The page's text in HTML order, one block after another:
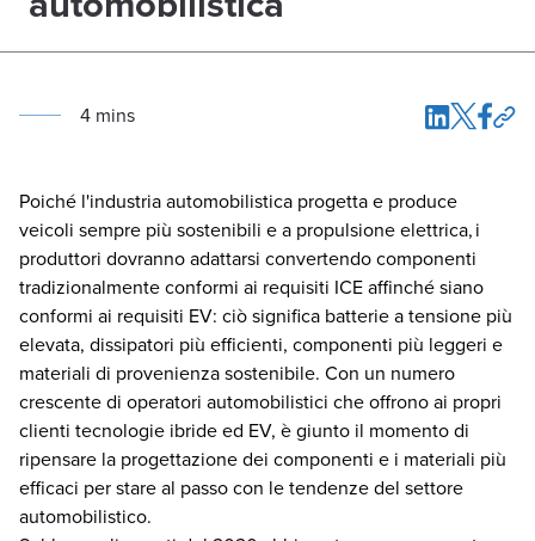
4 mins
Poiché l'industria automobilistica progetta e produce
veicoli sempre più sostenibili e a propulsione elettrica, i
produttori dovranno adattarsi convertendo componenti
tradizionalmente conformi ai requisiti ICE affinché siano
conformi ai requisiti EV: ciò significa batterie a tensione più
elevata, dissipatori più efficienti, componenti più leggeri e
materiali di provenienza sostenibile. Con un numero
crescente di operatori automobilistici che offrono ai propri
clienti tecnologie ibride ed EV, è giunto il momento di
ripensare la progettazione dei componenti e i materiali più
efficaci per stare al passo con le tendenze del settore
automobilistico.